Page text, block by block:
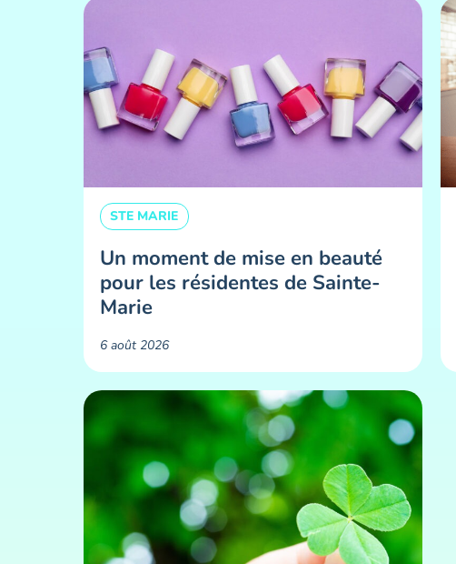
STE MARIE
Un moment de mise en beauté
pour les résidentes de Sainte-
Marie ​
6 août 2026